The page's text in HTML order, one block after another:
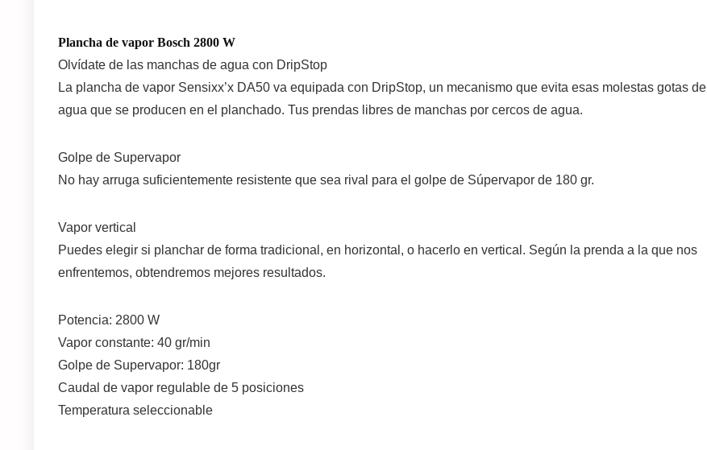
Plancha de vapor Bosch 2800 W
Olvídate de las manchas de agua con DripStop
La plancha de vapor Sensixx’x DA50 va equipada con DripStop, un mecanismo que evita esas molestas gotas de
agua que se producen en el planchado. Tus prendas libres de manchas por cercos de agua.
Golpe de Supervapor
No hay arruga suficientemente resistente que sea rival para el golpe de Súpervapor de 180 gr.
Vapor vertical
Puedes elegir si planchar de forma tradicional, en horizontal, o hacerlo en vertical. Según la prenda a la que nos
enfrentemos, obtendremos mejores resultados.
Potencia: 2800 W
Vapor constante: 40 gr/min
Golpe de Supervapor: 180gr
Caudal de vapor regulable de 5 posiciones
Temperatura seleccionable